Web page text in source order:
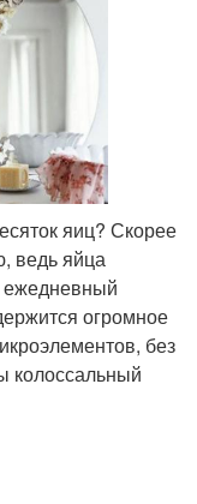
яиц? Скорее
ведь яйца
ежедневный
огромное
без
колоссальный